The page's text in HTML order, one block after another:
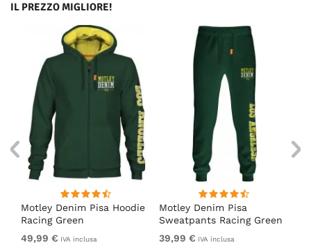
IL PREZZO MIGLIORE!
Motley Denim Pisa Hoodie
Racing Green
49,99 € IVA inclusa
Motley Denim Pisa
Sweatpants Racing Green
39,99 € IVA inclusa